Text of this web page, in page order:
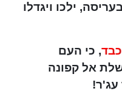
ילכו ויגדלו
, כי העם
אל קפונה
עג'ר!